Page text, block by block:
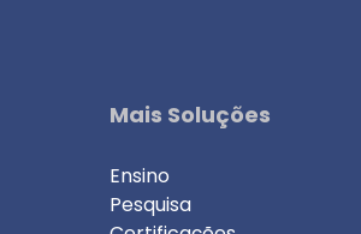
Mais Soluções
Ensino
Pesquisa